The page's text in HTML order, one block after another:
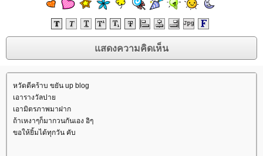
หวัดดีคร้าบ ขยัน up blog
เอารางวัลปา
เอามิตรภาพมาฝาก
ถ้าเหงาๆก็มากวนกันเอง อิๆ
ขอให้ยิ้มได้ทุกวัน คับ